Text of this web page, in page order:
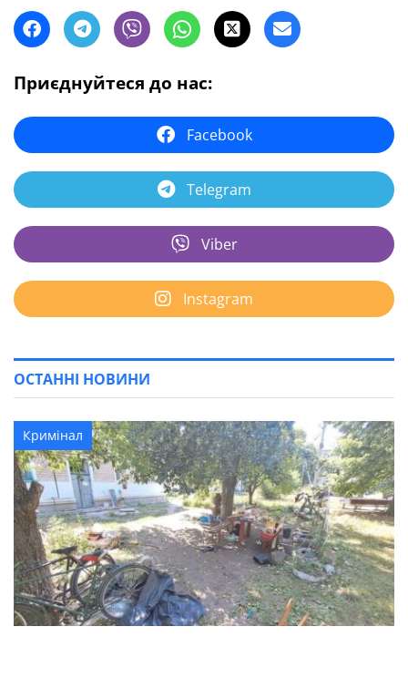
Приєднуйтеся до нас:
Facebook
Telegram
Viber
Instagram
ОСТАННІ НОВИНИ
Кримінал